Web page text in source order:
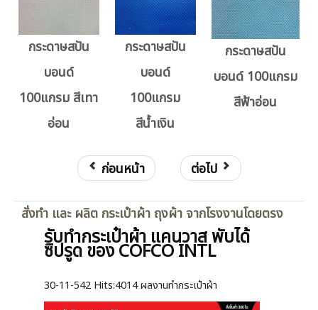
กระดาษสปัน
บอนด์
100แกรม สีเทา
อ่อน
กระดาษสปัน
บอนด์
100แกรม
สีน้ำเงิน
กระดาษสปัน
บอนด์ 100แกรม
สีฟ้าอ่อน
ก่อนหน้า ต่อไป
สั่งทำ และ ผลิต กระเป๋าผ้า ถุงผ้า จากโรงงานโดยตรง
รับทำกระเป๋าผ้า แคนวาส พับได้
ซิปรูด ของ COFCO INTL
30-11-542 Hits:4014 ผลงานทำกระเป๋าผ้า